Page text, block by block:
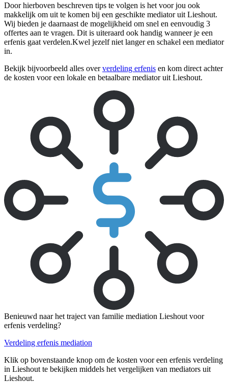
Door hierboven beschreven tips te volgen is het voor jou ook
makkelijk om uit te komen bij een geschikte mediator uit Lieshout.
Wij bieden je daarnaast de mogelijkheid om snel en eenvoudig 3
offertes aan te vragen. Dit is uiteraard ook handig wanneer je een
erfenis gaat verdelen.Kwel jezelf niet langer en schakel een mediator
in.
Bekijk bijvoorbeeld alles oververdeling erfenis en kom direct achter
de kosten voor een lokale en betaalbare mediator uit Lieshout.
Benieuwd naar het traject van familie mediation Lieshout voor
erfenis verdeling?
Verdeling erfenis mediation
Klik op bovenstaande knop om de kosten voor een erfenis verdeling
in Lieshout te bekijken middels het vergelijken van mediators uit
Lieshout.